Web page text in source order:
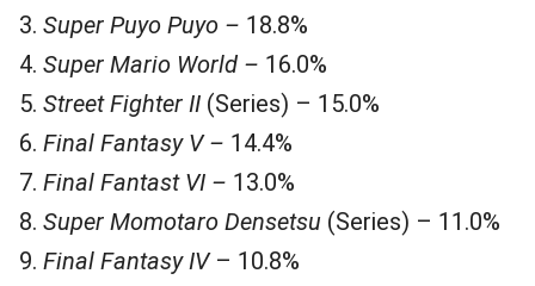
Super Puyo Puyo – 18.8%
Super Mario World – 16.0%
Street Fighter II (Series) – 15.0%
Final Fantasy V – 14.4%
Final Fantast VI – 13.0%
Super Momotaro Densetsu (Series) – 11.0%
Final Fantasy IV – 10.8%